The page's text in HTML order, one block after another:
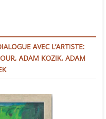
AVEC L’ARTISTE:
ADAM KOZIK, ADAM